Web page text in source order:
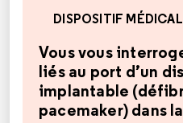
DISPOSITIF MÉDICAL
Vous vous
liés au port d’un
implantable
pacemaker) dans